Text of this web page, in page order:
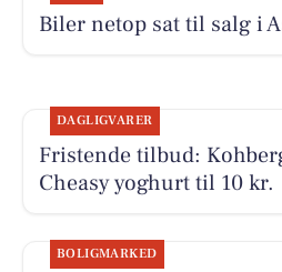
Biler netop sat til salg i
DAGLIGVARER
Fristende tilbud:
Cheasy yoghurt til 10 kr.
BOLIGMARKED